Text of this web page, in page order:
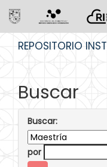
REPOSITORIO
Buscar
Buscar:
por